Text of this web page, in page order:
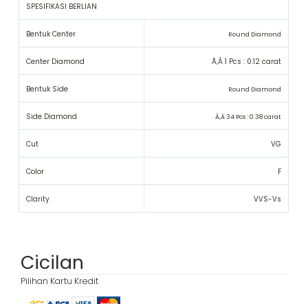
SPESIFIKASI BERLIAN
Bentuk Center Round Diamond
Center Diamond Ã‚Â 1 Pcs : 0.12 carat
Bentuk Side Round Diamond
Side Diamond Ã‚Â 34 Pcs : 0.38 carat
Cut VG
Color F
Clarity VVS-Vs
Cicilan
Pilihan Kartu Kredit